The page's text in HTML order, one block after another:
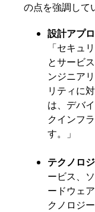
の点を強調して
設計アプ
「セキュ
とサービ
ンジニア
リティに
は、デバ
クインフ
す。」
テクノロ
ービス、
ードウェ
クノロジ